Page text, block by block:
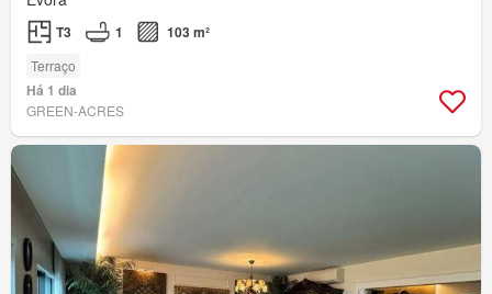
T3 1 103 m²
Terraço
Há 1 dia
GREEN-ACRES